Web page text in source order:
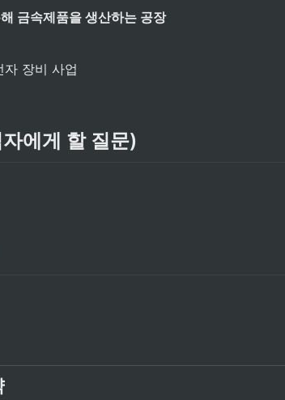
금속제품을 생산하는 공장
자 장비 사업
에게 할 질문)